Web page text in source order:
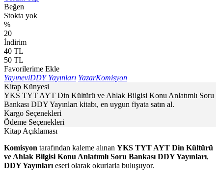
Beğen
Stokta yok
%
20
İndirim
40 TL
50 TL
Favorilerime Ekle
YayıneviDDY Yayınları YazarKomisyon
Kitap Künyesi
YKS TYT AYT Din Kültürü ve Ahlak Bilgisi Konu Anlatımlı Soru
Bankası DDY Yayınları kitabı, en uygun fiyata satın al.
Kargo Seçenekleri
Ödeme Seçenekleri
Kitap Açıklaması
Komisyon tarafından kaleme alınan YKS TYT AYT Din Kültürü
ve Ahlak Bilgisi Konu Anlatımlı Soru Bankası DDY Yayınları,
DDY Yayınları eseri olarak okurlarla buluşuyor.